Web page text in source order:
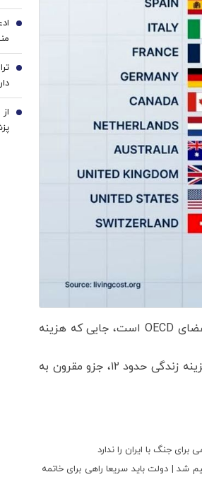
تحقیقات نشان می دهد که یونان از نظر اقتصادی تحت فشارترین کشور در میان اعضای OECD است، جایی که هزینه
در برابر کشورهای گران، کشورهایی در جنوب آسیا مانند پاکستان و هند با شاخص هزینه زندگی حدود ۱۲، جزو مقرون به
جنگ با ایران را ندارد
شد | دولت باید سریعا راهی برای خاتمه
8
9
10